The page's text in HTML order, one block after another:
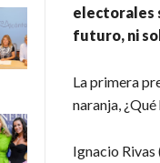
electorales
futuro, ni
La primera
naranja,
Ignacio